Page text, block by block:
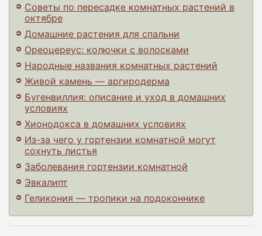
Советы по пересадке комнатных растений в
октябре
Домашние растения для спальни
Ореоцереус: колючки с волосками
Народные названия комнатных растений
Живой камень — аргиродерма
Бугенвиллия: описание и уход в домашних
условиях
Хионодокса в домашних условиях
Из-за чего у гортензии комнатной могут
сохнуть листья
Заболевания гортензии комнатной
Эвкалипт
Геликония — тропики на подоконнике